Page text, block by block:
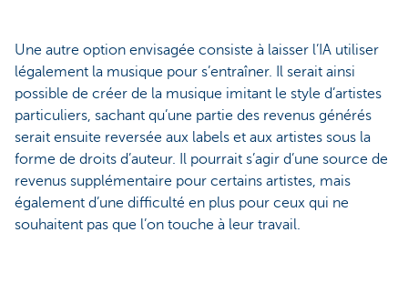
Une autre option envisagée consiste à laisser l’IA utiliser
légalement la musique pour s’entraîner. Il serait ainsi
possible de créer de la musique imitant le style d’artistes
particuliers, sachant qu’une partie des revenus générés
serait ensuite reversée aux labels et aux artistes sous la
forme de droits d’auteur. Il pourrait s’agir d’une source de
revenus supplémentaire pour certains artistes, mais
également d’une difficulté en plus pour ceux qui ne
souhaitent pas que l’on touche à leur travail.